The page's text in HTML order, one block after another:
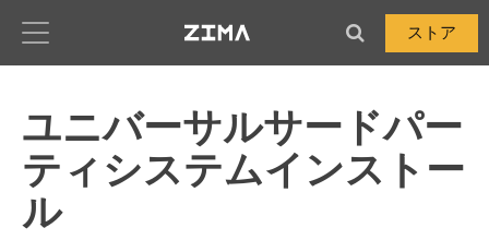
ストア
ユニバーサルサードパー
ティシステムインストー
ル